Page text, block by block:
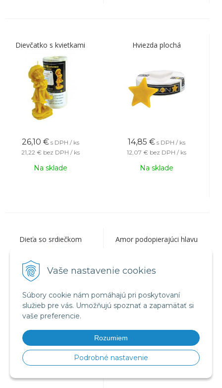
Vaše nastavenie cookies
Súbory cookie nám pomáhajú pri poskytovaní
služieb pre vás. Umožňujú spoznať a zapamätať si
vaše preferencie.
Rozumiem
Podrobné nastavenie
Dievčatko s kvietkami
26,10 € s DPH / ks
21,22 € bez DPH / ks
Na sklade
Hviezda plochá
14,85 € s DPH / ks
12,07 € bez DPH / ks
Na sklade
Dieťa so srdiečkom
26,10
21,22 € bez DPH / ks
Amor podopierajúci hlavu
16,26 € bez DPH / ks
Na sklade